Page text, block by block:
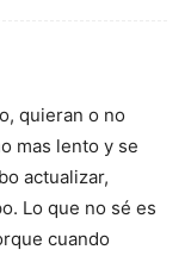
quieran o no
mas lento y se
actualizar,
Lo que no sé es
cuando